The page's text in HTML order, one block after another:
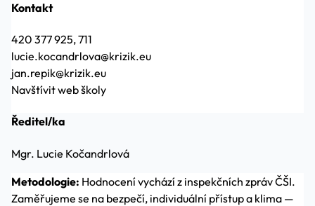
Kontakt
420 377 925, 711
lucie.kocandrlova@krizik.eu
jan.repik@krizik.eu
Navštívit web školy
Ředitel/ka
Mgr. Lucie Kočandrlová
Metodologie: Hodnocení vychází z inspekčních zpráv ČŠI.
Zaměřujeme se na bezpečí, individuální přístup a klima —